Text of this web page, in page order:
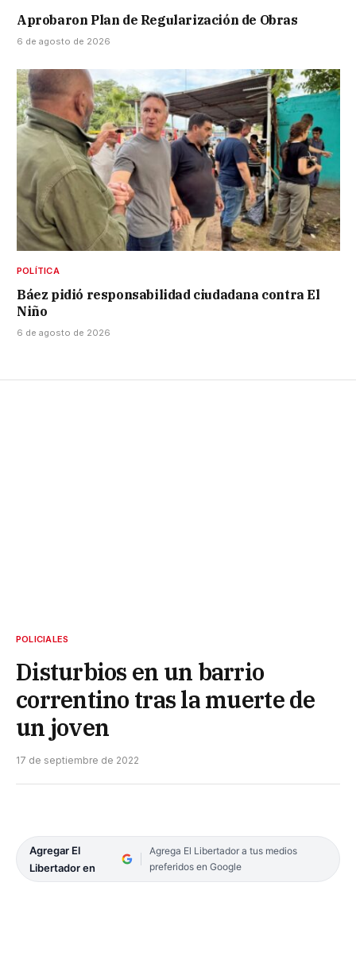
Aprobaron Plan de Regularización de Obras
6 de agosto de 2026
POLÍTICA
Báez pidió responsabilidad ciudadana contra El
Niño
6 de agosto de 2026
POLICIALES
Disturbios en un barrio
correntino tras la muerte de
un joven
17 de septiembre de 2022
Agregar El
Libertador en
Agrega El Libertador a tus medios
preferidos en Google